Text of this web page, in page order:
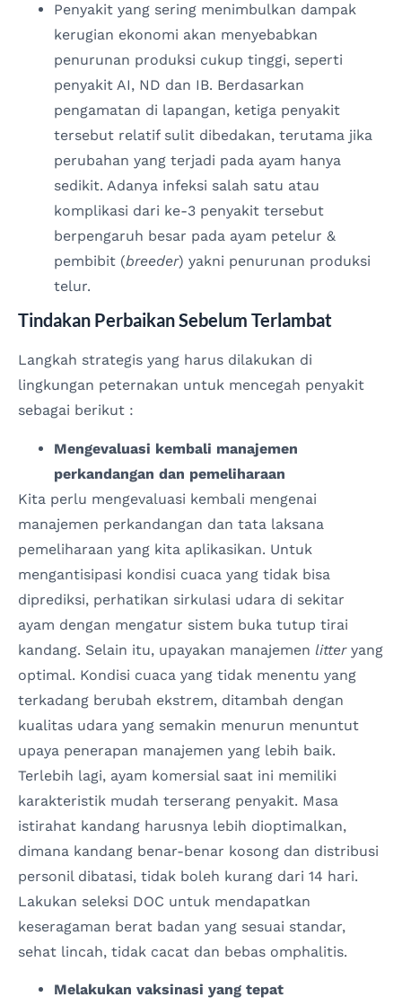
Penyakit yang sering menimbulkan dampak
kerugian ekonomi akan menyebabkan
penurunan produksi cukup tinggi, seperti
penyakit AI, ND dan IB. Berdasarkan
pengamatan di lapangan, ketiga penyakit
tersebut relatif sulit dibedakan, terutama jika
perubahan yang terjadi pada ayam hanya
sedikit. Adanya infeksi salah satu atau
komplikasi dari ke-3 penyakit tersebut
berpengaruh besar pada ayam petelur &
pembibit (breeder) yakni penurunan produksi
telur.
Tindakan Perbaikan Sebelum Terlambat
Langkah strategis yang harus dilakukan di
lingkungan peternakan untuk mencegah penyakit
sebagai berikut :
Mengevaluasi kembali manajemen
perkandangan dan pemeliharaan
Kita perlu mengevaluasi kembali mengenai
manajemen perkandangan dan tata laksana
pemeliharaan yang kita aplikasikan. Untuk
mengantisipasi kondisi cuaca yang tidak bisa
diprediksi, perhatikan sirkulasi udara di sekitar
ayam dengan mengatur sistem buka tutup tirai
kandang. Selain itu, upayakan manajemen litteryang
optimal. Kondisi cuaca yang tidak menentu yang
terkadang berubah ekstrem, ditambah dengan
kualitas udara yang semakin menurun menuntut
upaya penerapan manajemen yang lebih baik.
Terlebih lagi, ayam komersial saat ini memiliki
karakteristik mudah terserang penyakit. Masa
istirahat kandang harusnya lebih dioptimalkan,
dimana kandang benar-benar kosong dan distribusi
personil dibatasi, tidak boleh kurang dari 14 hari.
Lakukan seleksi DOC untuk mendapatkan
keseragaman berat badan yang sesuai standar,
sehat lincah, tidak cacat dan bebas omphalitis.
Melakukan vaksinasi yang tepat